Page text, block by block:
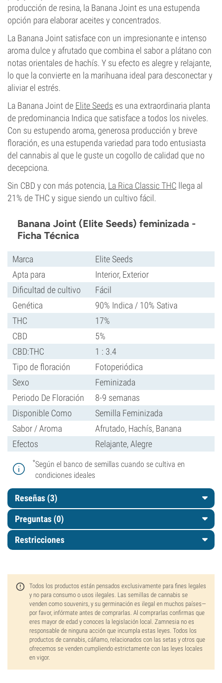
producción de resina, la Banana Joint es una estupenda
opción para elaborar aceites y concentrados.
La Banana Joint satisface con un impresionante e intenso
aroma dulce y afrutado que combina el sabor a plátano con
notas orientales de hachís. Y su efecto es alegre y relajante,
lo que la convierte en la marihuana ideal para desconectar y
aliviar el estrés.
La Banana Joint de Elite Seeds es una extraordinaria planta
de predominancia Indica que satisface a todos los niveles.
Con su estupendo aroma, generosa producción y breve
floración, es una estupenda variedad para todo entusiasta
del cannabis al que le guste un cogollo de calidad que no
decepciona.
Sin CBD y con más potencia, La Rica Classic THC llega al
21% de THC y sigue siendo un cultivo fácil.
Banana Joint (Elite Seeds) feminizada -
Ficha Técnica
Marca
Elite Seeds
Apta para
Interior, Exterior
Dificultad de cultivo
Fácil
Genética
90% Indica / 10% Sativa
THC
17%
CBD
5%
CBD:THC
1 : 3.4
Tipo de floración
Fotoperiódica
Sexo
Feminizada
Periodo De Floración
8-9 semanas
Disponible Como
Semilla Feminizada
Sabor / Aroma
Afrutado, Hachís, Banana
Efectos
Relajante, Alegre
*Según el banco de semillas cuando se cultiva en
condiciones ideales
Reseñas (3)
Preguntas (0)
Restricciones
Todos los productos están pensados exclusivamente para fines legales
y no para consumo o usos ilegales. Las semillas de cannabis se
venden como souvenirs, y su germinación es ilegal en muchos países—
por favor, infórmate antes de comprarlas. Al comprarlas confirmas que
eres mayor de edad y conoces la legislación local. Zamnesia no es
responsable de ninguna acción que incumpla estas leyes. Todos los
productos de cannabis, cáñamo, relacionados con las setas y otros que
ofrecemos se venden cumpliendo estrictamente con las leyes locales
en vigor.